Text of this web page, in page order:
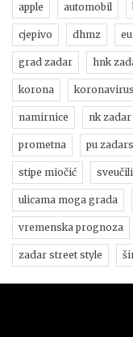
apple automobil
cjepivo dhmz eu
grad zadar hnk
korona koronavirus
namirnice nk zadar
prometna pu
stipe miočić
ulicama moga grada
vremenska prognoza
zadar street style